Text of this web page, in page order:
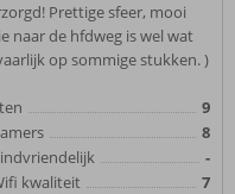
Prettige sfeer, mooi
naar de hfdweg is wel wat
op sommige stukken. )
9
8
-
kwaliteit
7